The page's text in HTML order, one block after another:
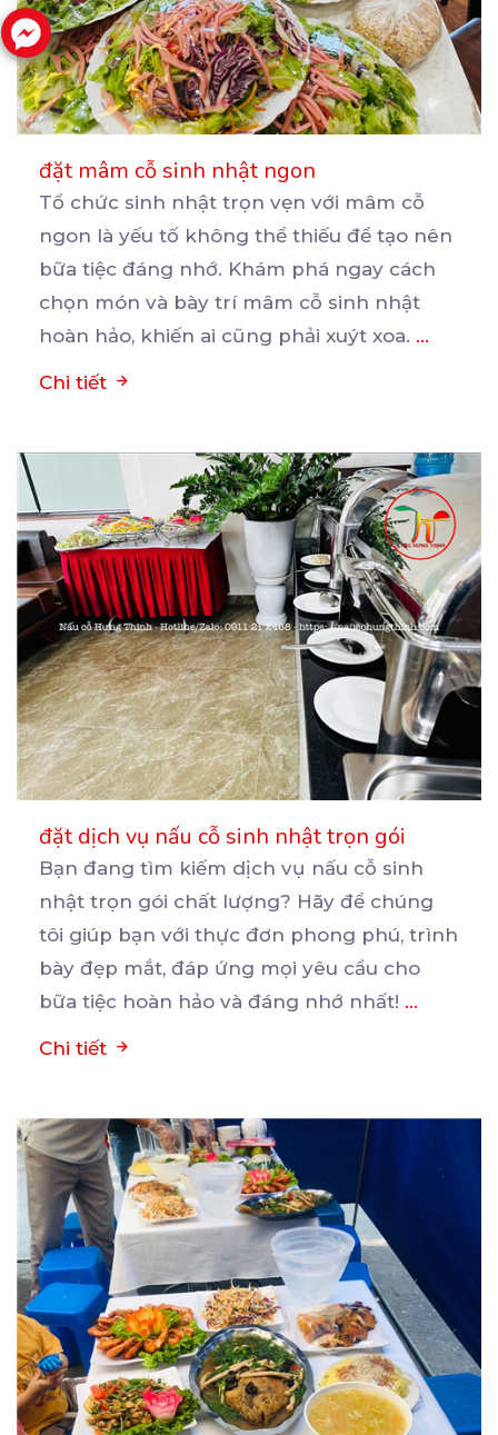
đặt mâm cỗ sinh nhật ngon
Tổ chức sinh nhật trọn vẹn với mâm cỗ
ngon là yếu tố không thể thiếu để tạo nên
bữa tiệc đáng nhớ. Khám phá ngay cách
chọn món và bày trí mâm cỗ sinh nhật
hoàn hảo, khiến ai cũng phải xuýt xoa. ...
Chi tiết
đặt dịch vụ nấu cỗ sinh nhật trọn gói
Bạn đang tìm kiếm dịch vụ nấu cỗ sinh
nhật trọn gói chất lượng? Hãy để chúng
tôi giúp bạn với thực đơn phong phú, trình
bày đẹp mắt, đáp ứng mọi yêu cầu cho
bữa tiệc hoàn hảo và đáng nhớ nhất! ...
Chi tiết